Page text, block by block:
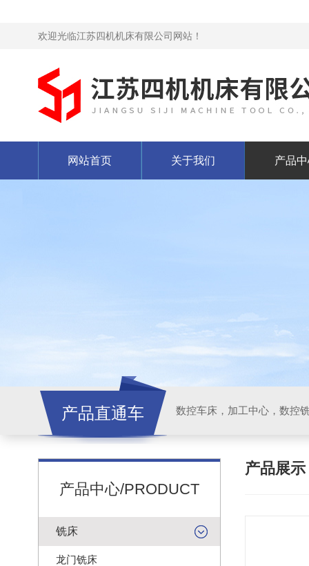
欢迎光临江苏四机机床有限公司网站！
网站首页 关于我们 产品
产品直通车
产品中心/PRODUCT
铣床
龙门铣床
产品展示